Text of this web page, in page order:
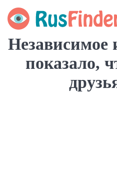
Независимое
показало,